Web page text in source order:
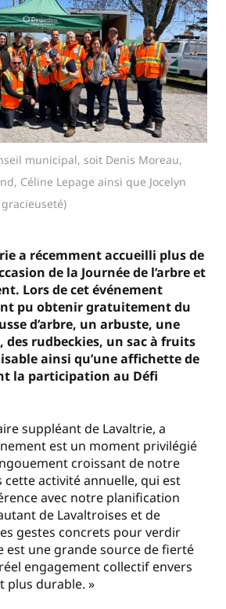
municipal, soit Denis Moreau,
Céline Lepage ainsi que Jocelyn
a récemment accueilli plus de
de la Journée de l’arbre et
Lors de cet événement
pu obtenir gratuitement du
d’arbre, un arbuste, une
des rudbeckies, un sac à fruits
ainsi qu’une affichette de
la participation au Défi
suppléant de Lavaltrie, a
est un moment privilégié
croissant de notre
activité annuelle, qui est
avec notre planification
de Lavaltroises et de
gestes concrets pour verdir
est une grande source de fierté
engagement collectif envers
plus durable. »